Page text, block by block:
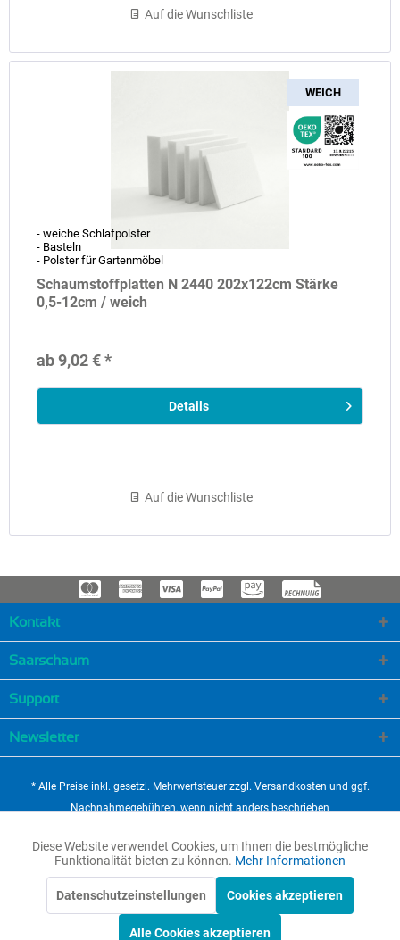
Auf die Wunschliste
WEICH
- weiche Schlafpolster
- Basteln
- Polster für Gartenmöbel
Schaumstoffplatten N 2440 202x122cm Stärke
0,5-12cm / weich
ab 9,02 € *
Details
Auf die Wunschliste
Kontakt
Saarschaum
Support
Newsletter
* Alle Preise inkl. gesetzl. Mehrwertsteuer zzgl. Versandkosten und ggf.
Nachnahmegebühren, wenn nicht anders beschrieben
Cookie-Einstellungen Newsletter Anfahrt
Versandkosten, Lieferung Widerrufsbelehrung & Widerrufsformular
Über uns – Ihre Experten für Schaumstoffe seit über 30 Jahren
Funktionale Aktiv
Marketing Aktiv
Diese Website verwendet Cookies, um Ihnen die bestmögliche
Funktionalität bieten zu können. Mehr Informationen
Datenschutzeinstellungen Cookies akzeptieren
Alle Cookies akzeptieren